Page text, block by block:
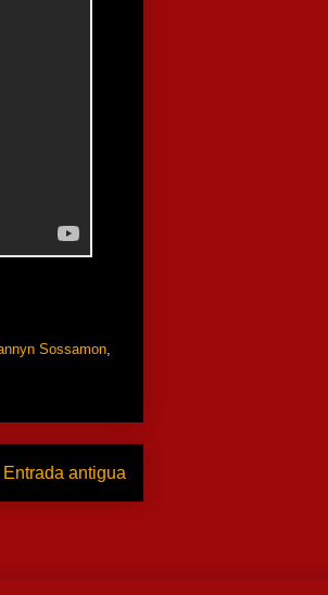
Sossamon,
Entrada antigua